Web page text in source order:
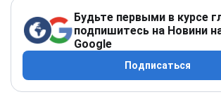
Будьте первыми в курсе
подпишитесь на Новини
Google
Подписаться